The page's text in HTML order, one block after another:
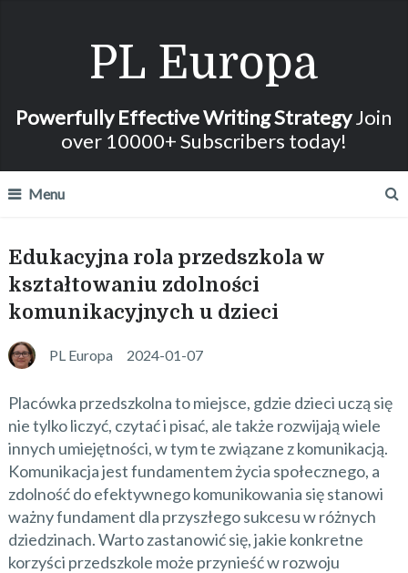
PL Europa
Powerfully Effective Writing StrategyJoin
over 10000+ Subscribers today!
Menu
Edukacyjna rola przedszkola w
kształtowaniu zdolności
komunikacyjnych u dzieci
PL Europa 2024-01-07
Placówka przedszkolna to miejsce, gdzie dzieci uczą się
nie tylko liczyć, czytać i pisać, ale także rozwijają wiele
innych umiejętności, w tym te związane z komunikacją.
Komunikacja jest fundamentem życia społecznego, a
zdolność do efektywnego komunikowania się stanowi
ważny fundament dla przyszłego sukcesu w różnych
dziedzinach. Warto zastanowić się, jakie konkretne
korzyści przedszkole może przynieść w rozwoju